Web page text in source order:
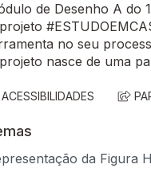
de Desenho A do
no seu
nasce de uma
ACESSIBILIDADES
da Figura